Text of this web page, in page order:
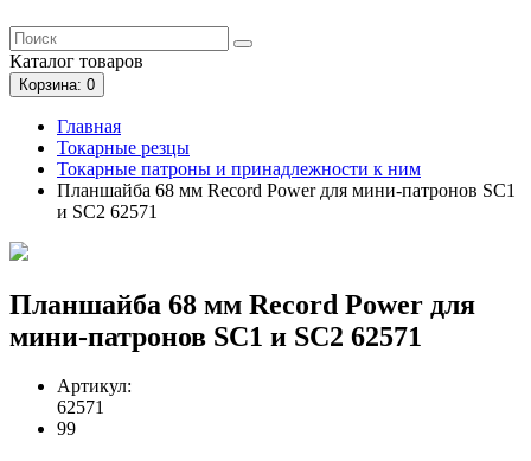
Каталог товаров
Корзина: 0
Главная
Токарные резцы
Токарные патроны и принадлежности к ним
Планшайба 68 мм Record Power для мини-патронов SC1
и SC2 62571
Планшайба 68 мм Record Power для
мини-патронов SC1 и SC2 62571
Артикул:
62571
99